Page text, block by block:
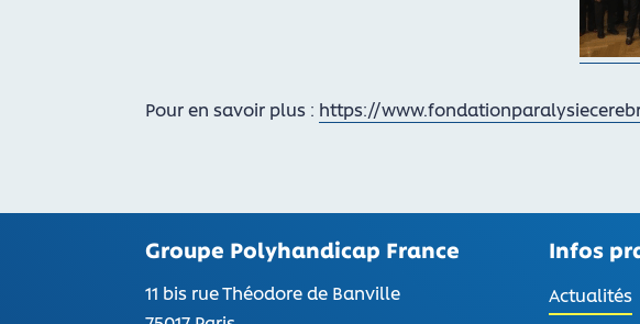
Pour en savoir plus : https://
Groupe Polyhandicap France
11 bis rue Théodore de Banville
Infos
Actualités